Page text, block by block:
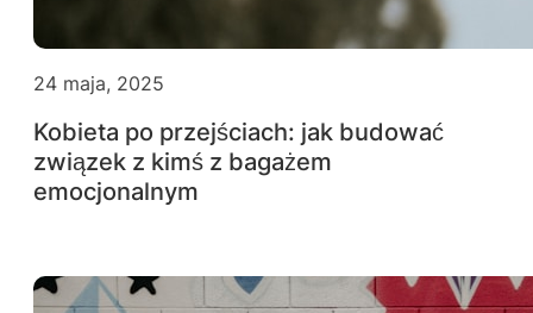
24 maja, 2025
Kobieta po przejściach: jak budować
związek z kimś z bagażem
emocjonalnym